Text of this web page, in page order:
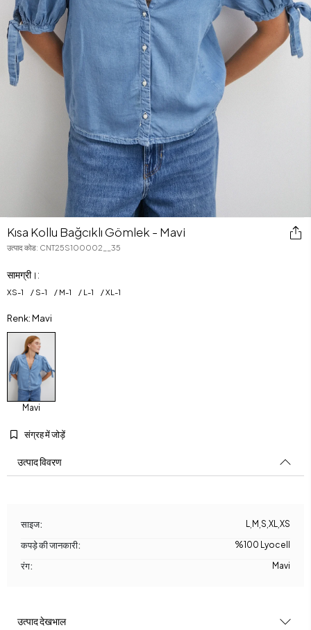
Kısa Kollu Bağcıklı Gömlek - Mavi
उत्पाद कोड: CNT25S100002__35
सामग्री।:
XS-1 S-1 M-1 L -1 XL -1
Renk: Mavi
Mavi
संग्रह में जोड़ें
उत्पाद विवरण
साइज: L M S XL XS
कपड़े की जानकारी: %100 Lyocell
रंग: Mavi
उत्पाद देखभाल